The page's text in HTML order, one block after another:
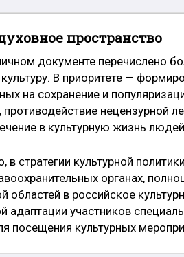
пространство
документе перечислено
В приоритете —
на сохранение и
противодействие нецензурной
в культурную жизнь
в стратегии культурной
органах,
областей в российское
адаптации участников
посещения культурных